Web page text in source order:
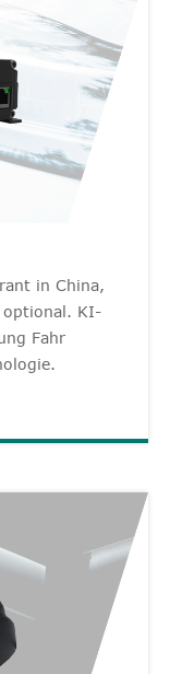
in China,
optional. KI-
Fahr